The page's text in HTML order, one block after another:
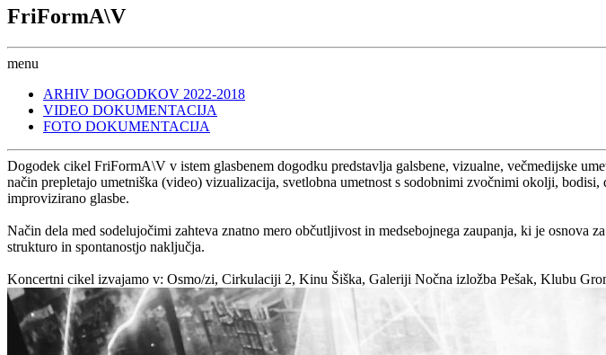
FriFormA\V
menu
ARHIV DOGODKOV 2022-2018
VIDEO DOKUMENTACIJA
FOTO DOKUMENTACIJA
Dogodek cikel FriFormA\V v istem glasbenem dogodku predstavlja galsbene, vizualne, večmedijske
način prepletajo umetniška (video) vizualizacija, svetlobna umetnost s sodobnimi zvočnimi okolji,
improvizirano glasbe.
Način dela med sodelujočimi zahteva znatno mero občutljivost in medsebojnega zaupanja, ki je
strukturo in spontanostjo naključja.
Koncertni cikel izvajamo v: Osmo/zi, Cirkulaciji 2, Kinu Šiška, Galeriji Nočna izložba Pešak, Klubu